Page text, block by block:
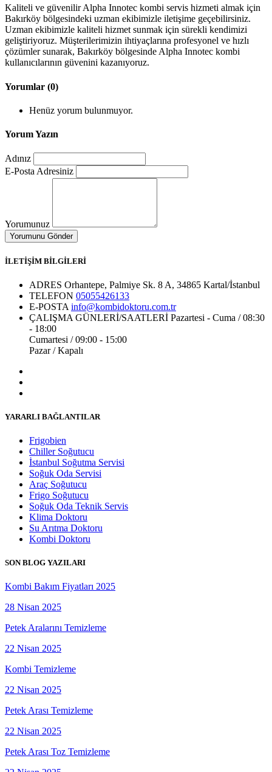
Kaliteli ve güvenilir Alpha Innotec kombi servis hizmeti almak için
Bakırköy bölgesindeki uzman ekibimizle iletişime geçebilirsiniz.
Uzman ekibimizle kaliteli hizmet sunmak için sürekli kendimizi
geliştiriyoruz. Müşterilerimizin ihtiyaçlarına profesyonel ve hızlı
çözümler sunarak, Bakırköy bölgesinde Alpha Innotec kombi
kullanıcılarının güvenini kazanıyoruz.
Yorumlar (0)
Henüz yorum bulunmuyor.
Yorum Yazın
Adınız
E-Posta Adresiniz
Yorumunuz
İLETİŞİM BİLGİLERİ
ADRES Orhantepe, Palmiye Sk. 8 A, 34865 Kartal/İstanbul
TELEFON 05055426133
E-POSTA info@kombidoktoru.com.tr
ÇALIŞMA GÜNLERİ/SAATLERİ Pazartesi - Cuma / 08:30
- 18:00
Cumartesi / 09:00 - 15:00
Pazar / Kapalı
YARARLI BAĞLANTILAR
Frigobien
Chiller Soğutucu
İstanbul Soğutma Servisi
Soğuk Oda Servisi
Araç Soğutucu
Frigo Soğutucu
Soğuk Oda Teknik Servis
Klima Doktoru
Su Arıtma Doktoru
Kombi Doktoru
SON BLOG YAZILARI
Kombi Bakım Fiyatları 2025
28 Nisan 2025
Petek Aralarını Temizleme
22 Nisan 2025
Kombi Temizleme
22 Nisan 2025
Petek Arası Temizleme
22 Nisan 2025
Petek Arası Toz Temizleme